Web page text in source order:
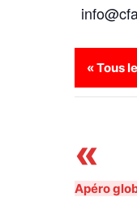
« Tous
«
Apéro